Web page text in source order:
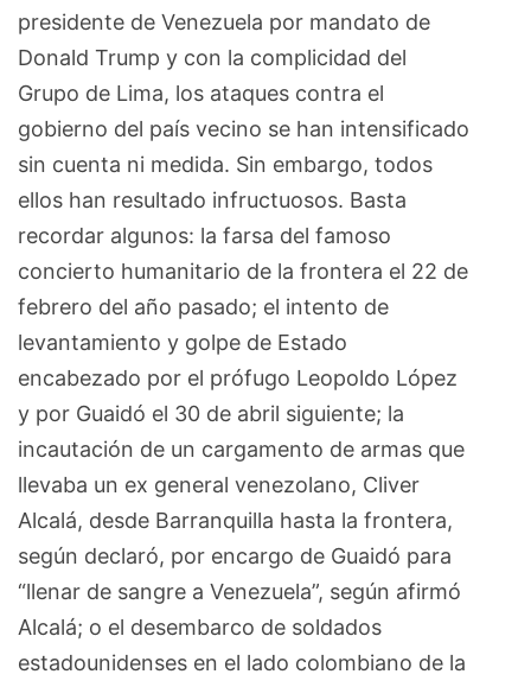
presidente de Venezuela por mandato de
Donald Trump y con la complicidad del
Grupo de Lima, los ataques contra el
gobierno del país vecino se han intensificado
sin cuenta ni medida. Sin embargo, todos
ellos han resultado infructuosos. Basta
recordar algunos: la farsa del famoso
concierto humanitario de la frontera el 22 de
febrero del año pasado; el intento de
levantamiento y golpe de Estado
encabezado por el prófugo Leopoldo López
y por Guaidó el 30 de abril siguiente; la
incautación de un cargamento de armas que
llevaba un ex general venezolano, Cliver
Alcalá, desde Barranquilla hasta la frontera,
según declaró, por encargo de Guaidó para
“llenar de sangre a Venezuela”, según afirmó
Alcalá; o el desembarco de soldados
estadounidenses en el lado colombiano de la